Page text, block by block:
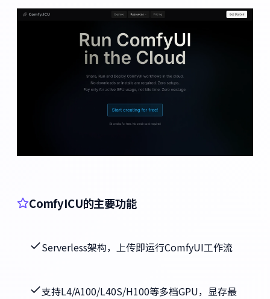
ComfyICU的主要功能
Serverless架构，上传即运行ComfyUI工作流
支持L4/A100/L40S/H100等多档GPU，显存最